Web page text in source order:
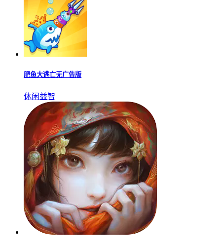
肥鱼大逃亡无广告版
休闲益智